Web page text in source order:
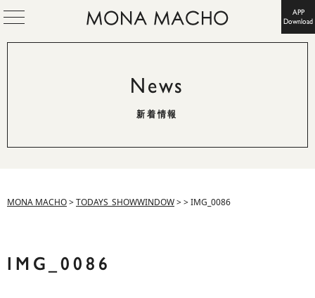
APP
Download
News
新着情報
MONA MACHO>TODAYS_SHOWWINDOW>>IMG_0086
IMG_0086